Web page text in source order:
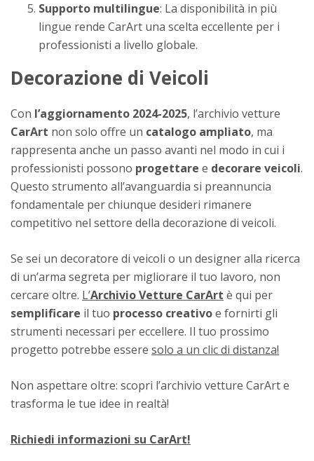
Supporto multilingue: La disponibilità in più
lingue rende CarArt una scelta eccellente per i
professionisti a livello globale.
Decorazione di Veicoli
Con l’aggiornamento 2024-2025, l’archivio vetture
CarArt non solo offre un catalogo ampliato, ma
rappresenta anche un passo avanti nel modo in cui i
professionisti possono progettare e decorare veicoli.
Questo strumento all’avanguardia si preannuncia
fondamentale per chiunque desideri rimanere
competitivo nel settore della decorazione di veicoli.
Se sei un decoratore di veicoli o un designer alla ricerca
di un’arma segreta per migliorare il tuo lavoro, non
cercare oltre. L’Archivio Vetture CarArt è qui per
semplificare il tuo processo creativoe fornirti gli
strumenti necessari per eccellere. Il tuo prossimo
progetto potrebbe essere solo a un clic di distanza!
Non aspettare oltre: scopri l’archivio vetture CarArt e
trasforma le tue idee in realtà!
Richiedi informazioni su CarArt!